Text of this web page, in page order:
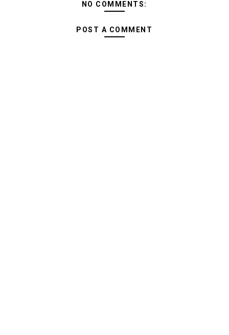
NO COMMENTS:
POST A COMMENT